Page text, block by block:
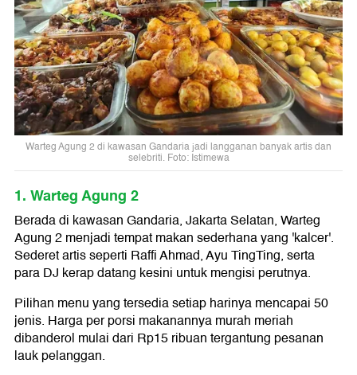
Warteg Agung 2 di kawasan Gandaria jadi langganan banyak artis dan
selebriti. Foto: Istimewa
1. Warteg Agung 2
Berada di kawasan Gandaria, Jakarta Selatan, Warteg
Agung 2 menjadi tempat makan sederhana yang 'kalcer'.
Sederet artis seperti Raffi Ahmad, Ayu TingTing, serta
para DJ kerap datang kesini untuk mengisi perutnya.
Pilihan menu yang tersedia setiap harinya mencapai 50
jenis. Harga per porsi makanannya murah meriah
dibanderol mulai dari Rp15 ribuan tergantung pesanan
lauk pelanggan.